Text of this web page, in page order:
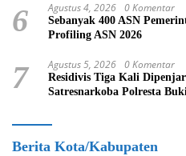
6 Agustus 4, 2026 0 Komentar
Sebanyak 400 ASN
Profiling ASN 2026
7 Agustus 5, 2026 0 Komentar
Residivis Tiga Kali
Satresnarkoba Polresta
Berita Kota/Kabupaten